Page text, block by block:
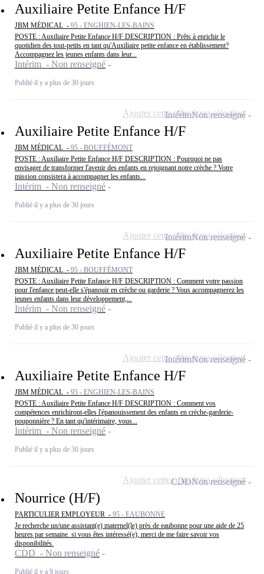
Auxiliaire Petite Enfance H/F
JBM MÉDICAL - 95 - ENGHIEN-LES-BAINS
POSTE : Auxiliaire Petite Enfance H/F DESCRIPTION : Prêts à enrichir le
quotidien des tout-petits en tant qu'Auxiliaire petite enfance en établissement?
Accompagnez les jeunes enfants dans leur...
Intérim - Non renseigné
Publié il y a plus de 30 jours
Auxiliaire Petite Enfance H/F
JBM MÉDICAL - 95 - BOUFFÉMONT
POSTE : Auxiliaire Petite Enfance H/F DESCRIPTION : Pourquoi ne pas
envisager de transformer l'avenir des enfants en rejoignant notre crèche ? Votre
mission consistera à accompagner les enfants...
Intérim - Non renseigné
Publié il y a plus de 30 jours
IntérimNon renseigné
Ajouter cette offre à ma sélection
Auxiliaire Petite Enfance H/F
JBM MÉDICAL - 95 - BOUFFÉMONT
POSTE : Auxiliaire Petite Enfance H/F DESCRIPTION : Comment votre passion
pour l'enfance peut-elle s'épanouir en crèche ou garderie ? Vous accompagnerez les
jeunes enfants dans leur développement,...
Intérim - Non renseigné
Publié il y a plus de 30 jours
IntérimNon renseigné
Ajouter cette offre à ma sélection
Auxiliaire Petite Enfance H/F
JBM MÉDICAL - 95 - ENGHIEN-LES-BAINS
POSTE : Auxiliaire Petite Enfance H/F DESCRIPTION : Comment vos
compétences enrichiront-elles l'épanouissement des enfants en crèche-garderie-
pouponnière ? En tant qu'intérimaire, vous...
Intérim - Non renseigné
Publié il y a plus de 30 jours
IntérimNon renseigné
Ajouter cette offre à ma sélection
Nourrice (H/F)
PARTICULIER EMPLOYEUR - 95 - EAUBONNE
Je recherche un/une assistant(e) maternel(le) près de eaubonne pour une aide de 25
heures par semaine. si vous êtes intéressé(e), merci de me faire savoir vos
disponibilités.
CDD - Non renseigné
Publié il y a 9 jours
CDDNon renseigné
Ajouter cette offre à ma sélection